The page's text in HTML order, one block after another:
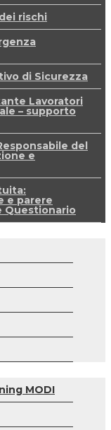
rischi
di Sicurezza
Lavoratori
– supporto
del
e
e parere
Questionario
MODI